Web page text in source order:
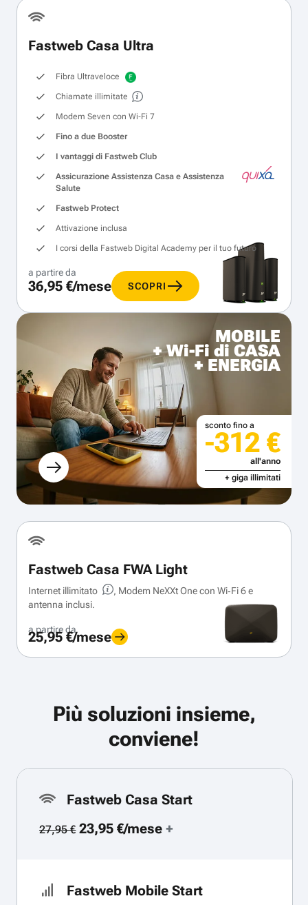
Fastweb Casa Ultra
Fibra Ultraveloce
Chiamate illimitate
Modem Seven con Wi‑Fi 7
Fino a due Booster
I vantaggi di Fastweb Club
Assicurazione Assistenza Casa e Assistenza
Salute
Fastweb Protect
Attivazione inclusa
I corsi della Fastweb Digital Academy per il tuo futuro
a partire da
36,95 €/mese SCOPRI
MOBILE
+ Wi-Fi di CASA
+ ENERGIA
sconto fino a
-312 €
all'anno
+ giga illimitati
Fastweb Casa FWA Light
Internet illimitato
, Modem NeXXt One con Wi‑Fi 6 e
antenna inclusi.
a partire da
25,95 €/mese
Più soluzioni insieme,
conviene!
Fastweb Casa Start
27,95 €23,95 €/mese+
Fastweb Mobile Start